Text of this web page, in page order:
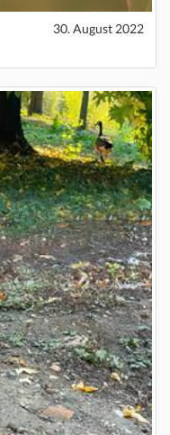
30. August 2022